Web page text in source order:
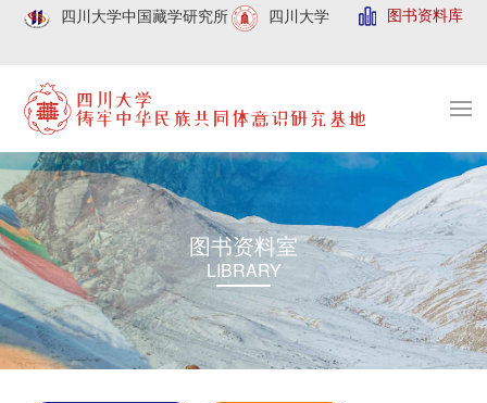
四川大学中国藏学研究所 四川大学 图书资料库
图书资料室
LIBRARY